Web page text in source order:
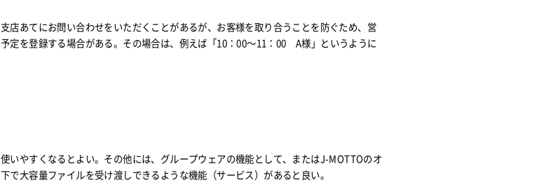
店あてにお問い合わせをいただくことがあるが、お客様を取り合うことを防ぐため、営
定を登録する場合がある。その場合は、例えば「10：00～11：00 A様」というように
いやすくなるとよい。その他には、グループウェアの機能として、またはJ-MOTTOのオ
で大容量ファイルを受け渡しできるような機能（サービス）があると良い。